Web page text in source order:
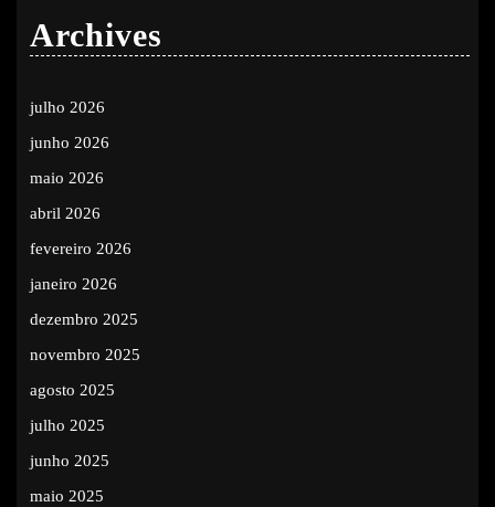
Archives
julho 2026
junho 2026
maio 2026
abril 2026
fevereiro 2026
janeiro 2026
dezembro 2025
novembro 2025
agosto 2025
julho 2025
junho 2025
maio 2025